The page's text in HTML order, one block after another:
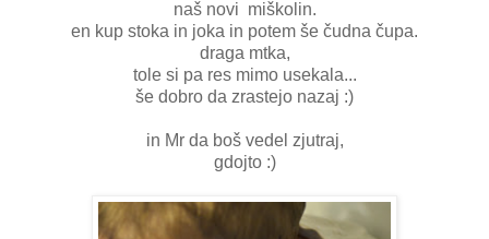
naš novi miškolin.
en kup stoka in joka in potem še čudna čupa.
draga mtka,
tole si pa res mimo usekala...
še dobro da zrastejo nazaj :)
in Mr da boš vedel zjutraj,
gdojto :)